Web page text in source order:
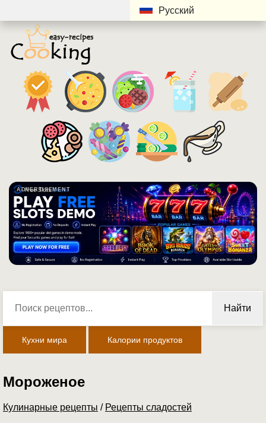
Русский
ADVERTISEMENT
Найти
Кухни мира Калории продуктов
Мороженое
Кулинарные рецепты / Рецепты сладостей